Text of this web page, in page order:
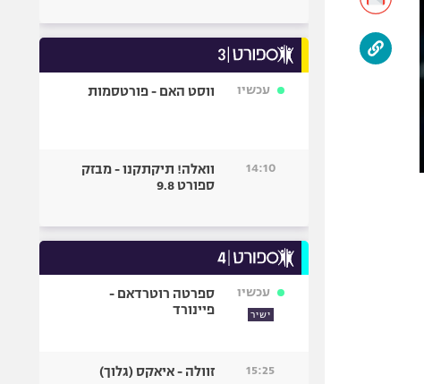
עכשיו ווסט האם - פורטסמות
14:10
וואלה! תיקתקנו - מבזק
ספורט 9.8
עכשיו
ישיר
ספרטה רוטרדאם -
פיינורד
15:25 זוולה - איאקס (גלוך)